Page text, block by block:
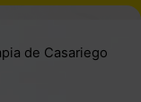
de Casariego